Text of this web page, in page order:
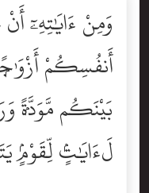
وَمِنْ ءَايَٰتِهِۦٓ
أَنفُسِكُمْ
بَيْنَكُم مَّوَدَّةًۭ
لَءَايَٰتٍۢ لِّقَوْمٍۢ